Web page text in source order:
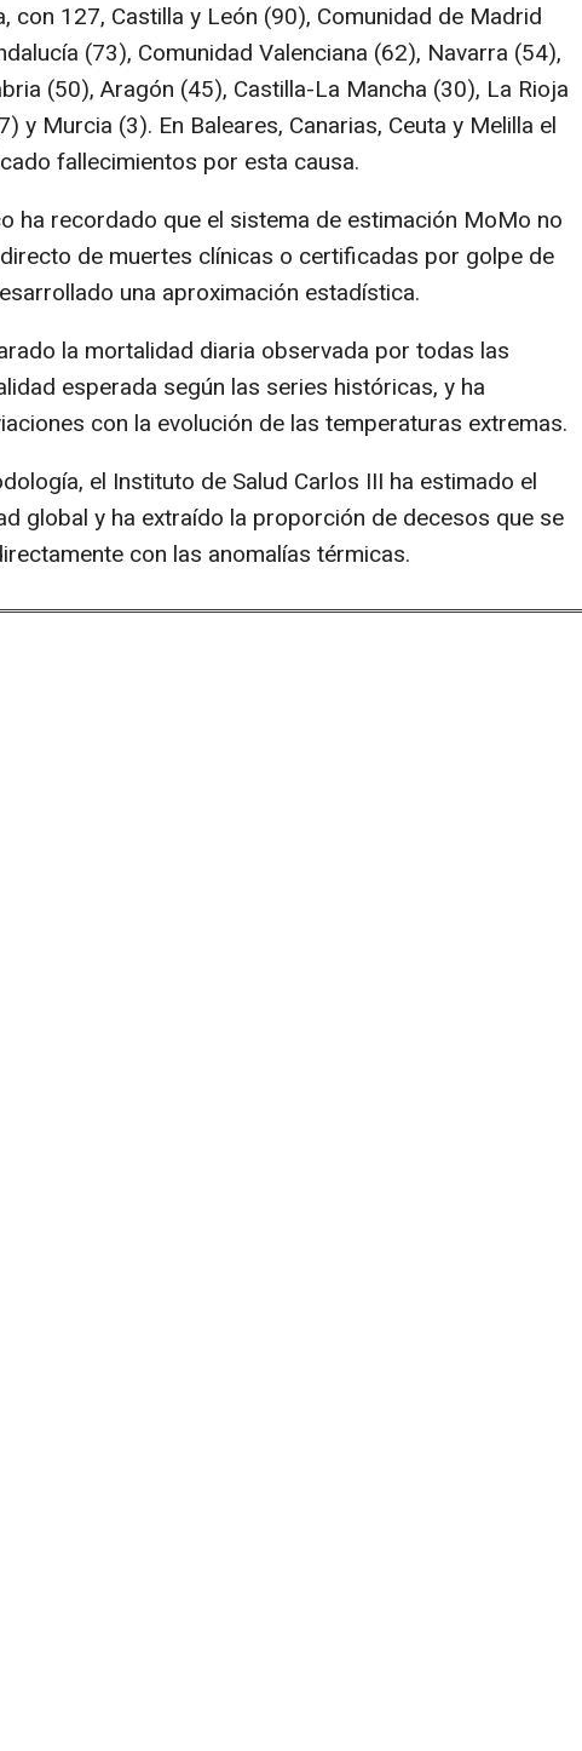
con 127, Castilla y León (90), Comunidad de Madrid
(73), Comunidad Valenciana (62), Navarra (54),
(50), Aragón (45), Castilla-La Mancha (30), La Rioja
y Murcia (3). En Baleares, Canarias, Ceuta y Melilla el
fallecimientos por esta causa.
ha recordado que el sistema de estimación MoMo no
de muertes clínicas o certificadas por golpe de
una aproximación estadística.
la mortalidad diaria observada por todas las
esperada según las series históricas, y ha
con la evolución de las temperaturas extremas.
el Instituto de Salud Carlos III ha estimado el
global y ha extraído la proporción de decesos que se
con las anomalías térmicas.